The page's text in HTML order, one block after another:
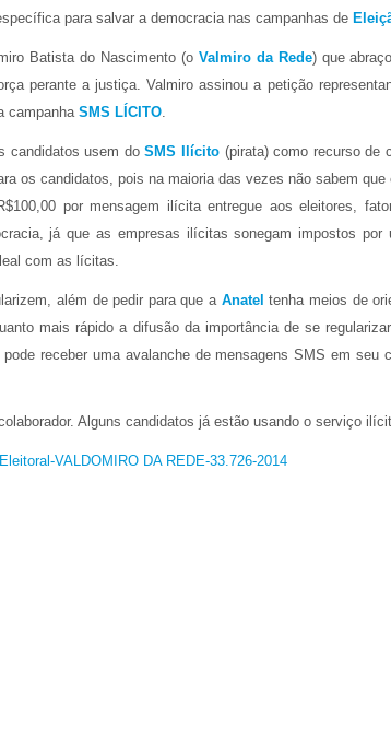
para salvar a democracia nas campanhas de
Batista do Nascimento (o Valmiro da Rede) que
perante a justiça. Valmiro assinou a petição
campanha SMS LÍCITO
candidatos usem doSMS Ilícito (pirata) como recurso de
os candidatos, pois na maioria das vezes não sabem
por mensagem ilícita entregue aos eleitores,
já que as empresas ilícitas sonegam impostos
com as lícitas.
além de pedir para que a Anatel tenha meios de
mais rápido a difusão da importância de se
receber uma avalanche de mensagens SMS em
Alguns candidatos já estão usando o serviço
VALDOMIRO DA REDE-33.726-2014